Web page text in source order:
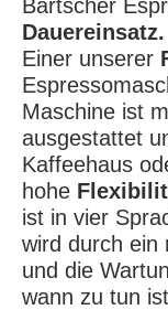
Bartscher
Dauereinsatz.
Einer unserer
Maschine ist
ausgestattet
Kaffeehaus
hohe
ist in vier
wird durch ein
und die
wann zu tun